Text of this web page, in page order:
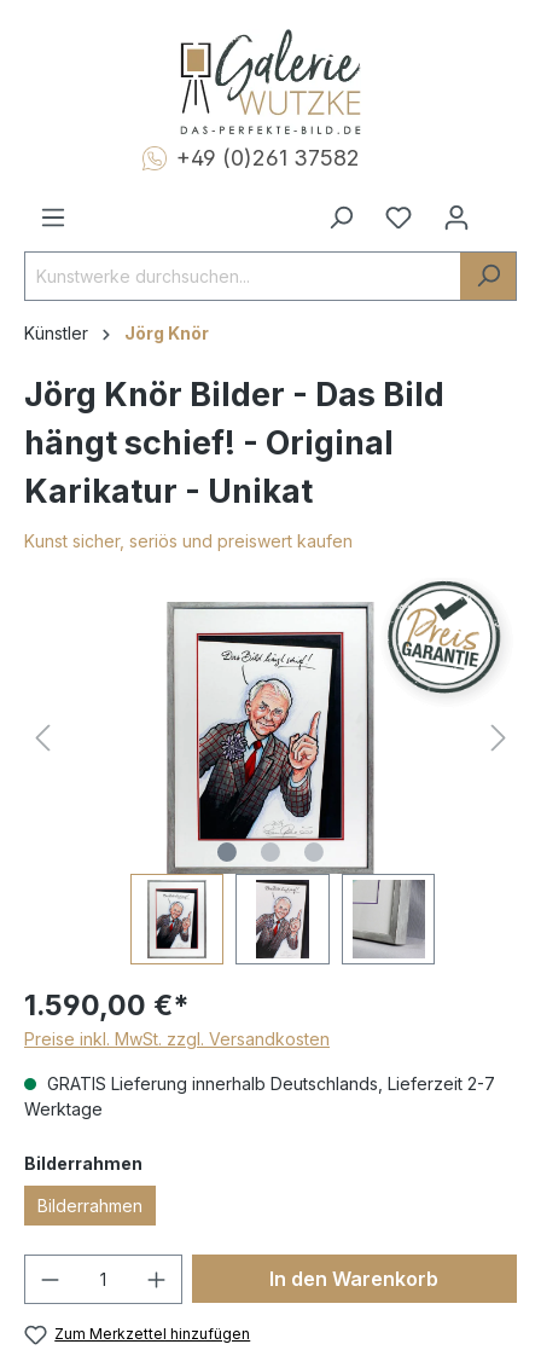
+49 (0)261 37582
Künstler Jörg Knör
Jörg Knör Bilder - Das Bild
hängt schief! - Original
Karikatur - Unikat
Kunst sicher, seriös und preiswert kaufen
1.590,00 €*
Preise inkl. MwSt. zzgl. Versandkosten
GRATIS Lieferung innerhalb Deutschlands, Lieferzeit 2-7
Werktage
Bilderrahmen
Bilderrahmen
In den Warenkorb
Zum Merkzettel hinzufügen